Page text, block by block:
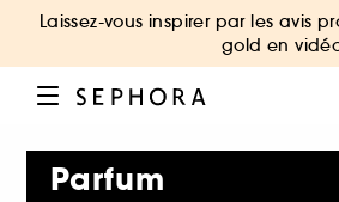
Laissez-vous inspirer par les avis
gold en
Parfum